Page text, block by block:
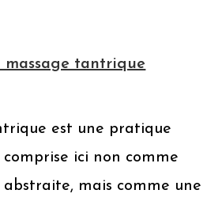
massage tantrique
est une pratique
comprise ici non comme
abstraite, mais comme une